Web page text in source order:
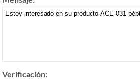
Verificación: